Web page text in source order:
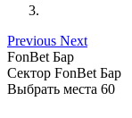
Previous Next
FonBet Бар
Сектор FonBet Бар
Выбрать места 60